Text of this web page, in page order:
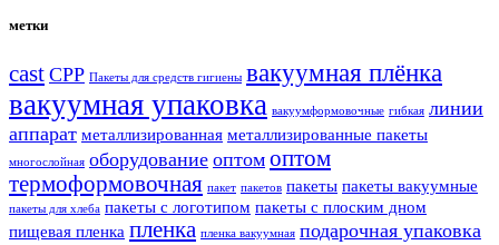
метки
cast CPP Пакеты для средств гигиены вакуумная плёнка
вакуумная упаковка вакуумформовочные гибкая линии
аппарат металлизированная металлизированные пакеты
многослойная оборудование оптом оптом
термоформовочная пакет пакетов пакеты пакеты вакуумные
пакеты для хлеба пакеты с логотипом пакеты с плоским дном
пищевая пленка пленка пленка вакуумная подарочная упаковка